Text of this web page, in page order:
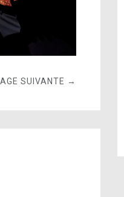
SUIVANTE →